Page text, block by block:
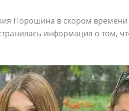
Порошина в скором
информация о том,